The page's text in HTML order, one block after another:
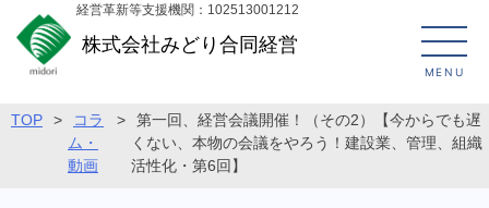
経営革新等支援機関：102513001212
株式会社みどり合同経営
MENU
TOP >
コラ
ム・
動画
>
第一回、経営会議開催！（その2）【今からでも遅
くない、本物の会議をやろう！建設業、管理、組織
活性化・第6回】